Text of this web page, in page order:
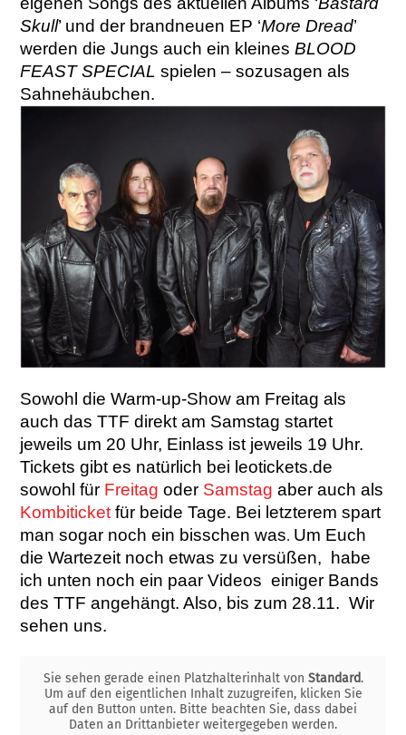
Skull’ und der brandneuen EP ‘More Dread’
werden die Jungs auch ein kleinesBLOOD
FEAST SPECIAL spielen – sozusagen als
Sahnehäubchen.
Sowohl die Warm-up-Show am Freitag als
auch das TTF direkt am Samstag startet
jeweils um 20 Uhr, Einlass ist jeweils 19 Uhr.
Tickets gibt es natürlich bei leotickets.de
sowohl für Freitag oder Samstag aber auch als
Kombiticket für beide Tage. Bei letzterem spart
man sogar noch ein bisschen was. Um Euch
die Wartezeit noch etwas zu versüßen, habe
ich unten noch ein paar Videos einiger Bands
des TTF angehängt. Also, bis zum 28.11. Wir
sehen uns.
Sie sehen gerade einen Platzhalterinhalt von Standard.
Um auf den eigentlichen Inhalt zuzugreifen, klicken Sie
auf den Button unten. Bitte beachten Sie, dass dabei
Daten an Drittanbieter weitergegeben werden.